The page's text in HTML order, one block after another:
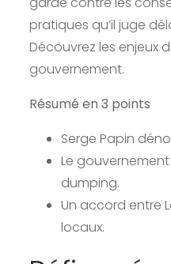
pratiques qu’il juge
Découvrez les enjeux
gouvernement.
Résumé en 3 points
Serge Papin
Le
dumping.
Un accord entre
locaux.